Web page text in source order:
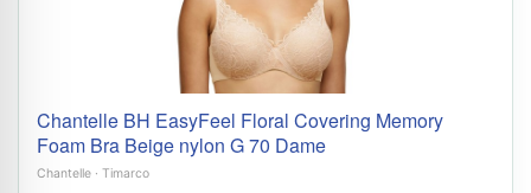
Chantelle BH EasyFeel Floral Covering Memory
Foam Bra Beige nylon G 70 Dame
Chantelle · Timarco